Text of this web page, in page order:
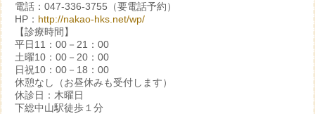
電話：047-336-3755（要電話予約）
HP： http://nakao-hks.net/wp/
【診療時間】
平日11：00－21：00
土曜10：00－20：00
日祝10：00－18：00
休憩なし（お昼休みも受付します）
休診日：木曜日
下総中山駅徒歩１分